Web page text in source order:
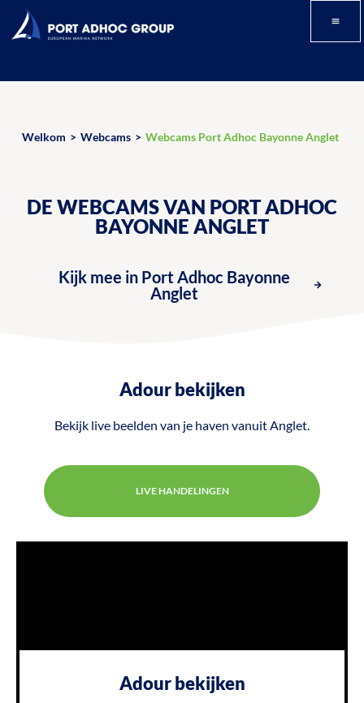
Welkom > Webcams > Webcams Port Adhoc Bayonne Anglet
DE WEBCAMS VAN PORT ADHOC
BAYONNE ANGLET
Kijk mee in Port Adhoc Bayonne
Anglet
Adour bekijken
Bekijk live beelden van je haven vanuit Anglet.
LIVE HANDELINGEN
Adour bekijken